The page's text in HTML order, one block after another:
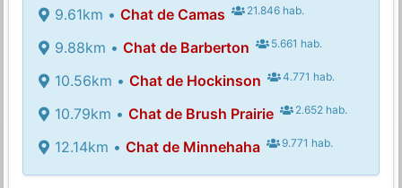
9.61km • Chat de Camas 21.846 hab.
9.88km • Chat de Barberton 5.661 hab.
10.56km • Chat de Hockinson 4.771 hab.
10.79km • Chat de Brush Prairie 2.652 hab.
12.14km • Chat de Minnehaha 9.771 hab.